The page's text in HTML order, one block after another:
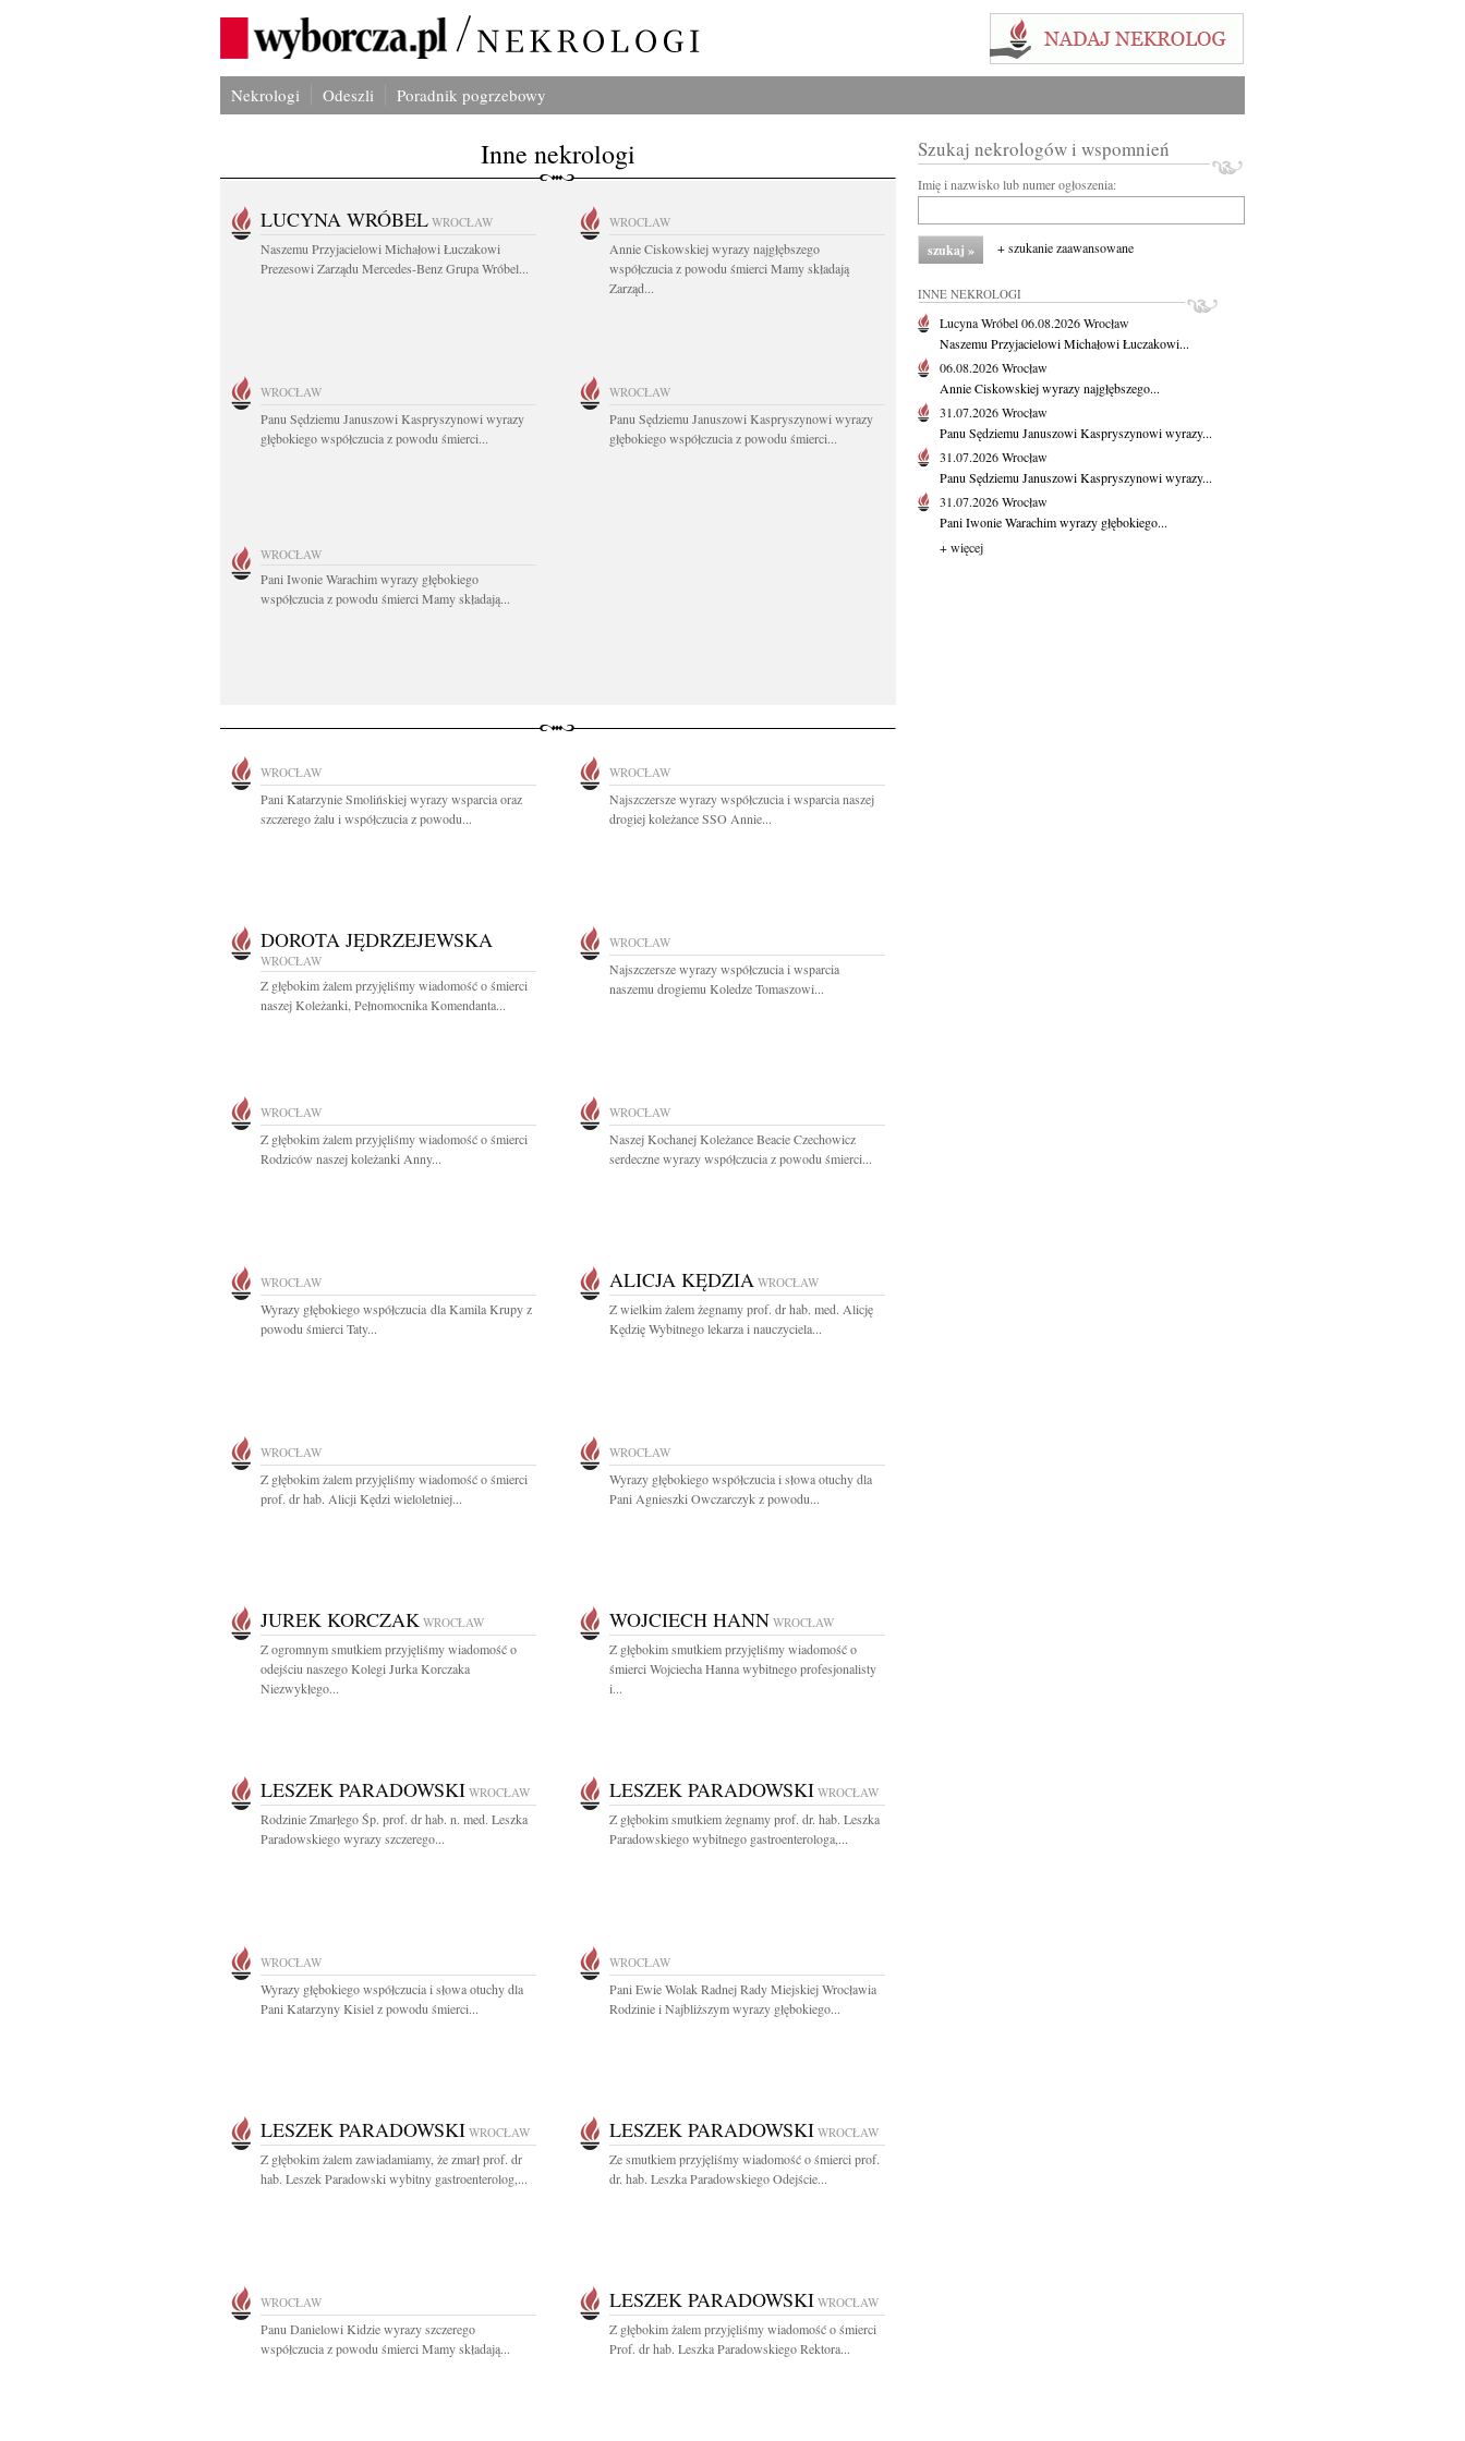
Nekrologi Odeszli Poradnik pogrzebowy
Inne nekrologi
LUCYNA WRÓBEL WROCŁAW
Naszemu Przyjacielowi Michałowi Łuczakowi
Prezesowi Zarządu Mercedes-Benz Grupa Wróbel...
WROCŁAW
Annie Ciskowskiej wyrazy najgłębszego
współczucia z powodu śmierci Mamy składają
Zarząd...
WROCŁAW
Panu Sędziemu Januszowi Kaspryszynowi wyrazy
głębokiego współczucia z powodu śmierci...
WROCŁAW
Panu Sędziemu Januszowi Kaspryszynowi wyrazy
głębokiego współczucia z powodu śmierci...
WROCŁAW
Pani Iwonie Warachim wyrazy głębokiego
współczucia z powodu śmierci Mamy składają...
WROCŁAW
Pani Katarzynie Smolińskiej wyrazy wsparcia oraz
szczerego żalu i współczucia z powodu...
WROCŁAW
Najszczersze wyrazy współczucia i wsparcia naszej
drogiej koleżance SSO Annie...
DOROTA JĘDRZEJEWSKA
WROCŁAW
Z głębokim żalem przyjęliśmy wiadomość o śmierci
naszej Koleżanki, Pełnomocnika Komendanta...
WROCŁAW
Najszczersze wyrazy współczucia i wsparcia
naszemu drogiemu Koledze Tomaszowi...
WROCŁAW
Z głębokim żalem przyjęliśmy wiadomość o śmierci
Rodziców naszej koleżanki Anny...
WROCŁAW
Naszej Kochanej Koleżance Beacie Czechowicz
serdeczne wyrazy współczucia z powodu śmierci...
WROCŁAW
Wyrazy głębokiego współczucia dla Kamila Krupy z
powodu śmierci Taty...
ALICJA KĘDZIA WROCŁAW
Z wielkim żalem żegnamy prof. dr hab. med. Alicję
Kędzię Wybitnego lekarza i nauczyciela...
WROCŁAW
Z głębokim żalem przyjęliśmy wiadomość o śmierci
prof. dr hab. Alicji Kędzi wieloletniej...
WROCŁAW
Wyrazy głębokiego współczucia i słowa otuchy dla
Pani Agnieszki Owczarczyk z powodu...
JUREK KORCZAK WROCŁAW
Z ogromnym smutkiem przyjęliśmy wiadomość o
odejściu naszego Kolegi Jurka Korczaka
Niezwykłego...
WOJCIECH HANN WROCŁAW
Z głębokim smutkiem przyjęliśmy wiadomość o
śmierci Wojciecha Hanna wybitnego profesjonalisty
i...
LESZEK PARADOWSKI WROCŁAW
Rodzinie Zmarłego Śp. prof. dr hab. n. med. Leszka
Paradowskiego wyrazy szczerego...
LESZEK PARADOWSKI WROCŁAW
Z głębokim smutkiem żegnamy prof. dr. hab. Leszka
Paradowskiego wybitnego gastroenterologa,...
WROCŁAW
Wyrazy głębokiego współczucia i słowa otuchy dla
Pani Katarzyny Kisiel z powodu śmierci...
WROCŁAW
Pani Ewie Wolak Radnej Rady Miejskiej Wrocławia
Rodzinie i Najbliższym wyrazy głębokiego...
LESZEK PARADOWSKI WROCŁAW
Z głębokim żalem zawiadamiamy, że zmarł prof. dr
hab. Leszek Paradowski wybitny gastroenterolog,...
LESZEK PARADOWSKI WROCŁAW
Ze smutkiem przyjęliśmy wiadomość o śmierci prof.
dr. hab. Leszka Paradowskiego Odejście...
WROCŁAW
Panu Danielowi Kidzie wyrazy szczerego
współczucia z powodu śmierci Mamy składają...
LESZEK PARADOWSKI WROCŁAW
Z głębokim żalem przyjęliśmy wiadomość o śmierci
Prof. dr hab. Leszka Paradowskiego Rektora...
Szukaj nekrologów i wspomnień
Imię i nazwisko lub numer ogłoszenia:
+ szukanie zaawansowane
INNE NEKROLOGI
Lucyna Wróbel06.08.2026Wrocław
Naszemu Przyjacielowi Michałowi Łuczakowi...
06.08.2026Wrocław
Annie Ciskowskiej wyrazy najgłębszego...
31.07.2026Wrocław
Panu Sędziemu Januszowi Kaspryszynowi wyrazy...
31.07.2026Wrocław
Panu Sędziemu Januszowi Kaspryszynowi wyrazy...
31.07.2026Wrocław
Pani Iwonie Warachim wyrazy głębokiego...
+ więcej